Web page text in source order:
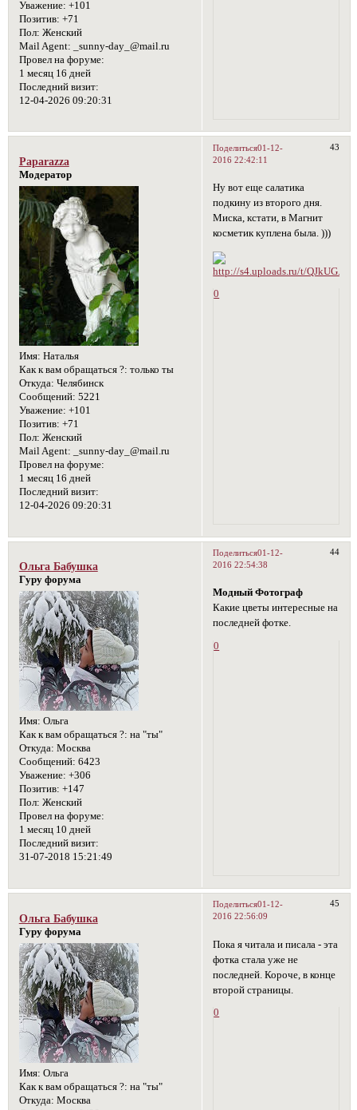
Уважение: +101
Позитив: +71
Пол: Женский
Mail Agent: _sunny-day_@mail.ru
Провел на форуме:
1 месяц 16 дней
Последний визит:
12-04-2026 09:20:31
Поделиться 43
01-12-
2016 22:42:11
Paparazza
Модератор
Имя: Наталья
Как к вам обращаться ?: только ты
Откуда: Челябинск
Сообщений: 5221
Уважение: +101
Позитив: +71
Пол: Женский
Mail Agent: _sunny-day_@mail.ru
Провел на форуме:
1 месяц 16 дней
Последний визит:
12-04-2026 09:20:31
Ну вот еще салатика
подкину из второго дня.
Миска, кстати, в Магнит
косметик куплена была. )))
0
Поделиться 44
01-12-
2016 22:54:38
Ольга Бабушка
Гуру форума
Имя: Ольга
Как к вам обращаться ?: на "ты"
Откуда: Москва
Сообщений: 6423
Уважение: +306
Позитив: +147
Пол: Женский
Провел на форуме:
1 месяц 10 дней
Последний визит:
31-07-2018 15:21:49
Модный Фотограф
Какие цветы интересные на
последней фотке.
0
Поделиться 45
01-12-
2016 22:56:09
Ольга Бабушка
Гуру форума
Имя: Ольга
Как к вам обращаться ?: на "ты"
Откуда: Москва
Пока я читала и писала - эта
фотка стала уже не
последней. Короче, в конце
второй страницы.
0